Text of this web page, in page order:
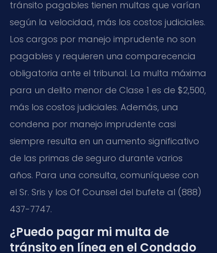
tránsito pagables tienen multas que varían
según la velocidad, más los costos judiciales.
Los cargos por manejo imprudente no son
pagables y requieren una comparecencia
obligatoria ante el tribunal. La multa máxima
para un delito menor de Clase 1 es de $2,500,
más los costos judiciales. Además, una
condena por manejo imprudente casi
siempre resulta en un aumento significativo
de las primas de seguro durante varios
años. Para una consulta, comuníquese con
el Sr. Sris y los Of Counsel del bufete al (888)
437-7747.
¿Puedo pagar mi multa de
tránsito en línea en el Condado